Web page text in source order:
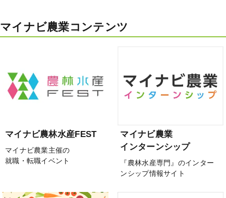
マイナビ農業コンテンツ
マイナビ農林水産FEST
マイナビ農業主催の
就職・転職イベント
マイナビ農業
インターンシップ
『農林水産専門』のインター
ンシップ情報サイト